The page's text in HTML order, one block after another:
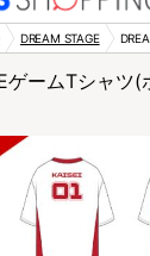
DREAM STAGE
ゲームTシャツ